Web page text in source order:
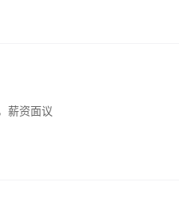
薪资面议